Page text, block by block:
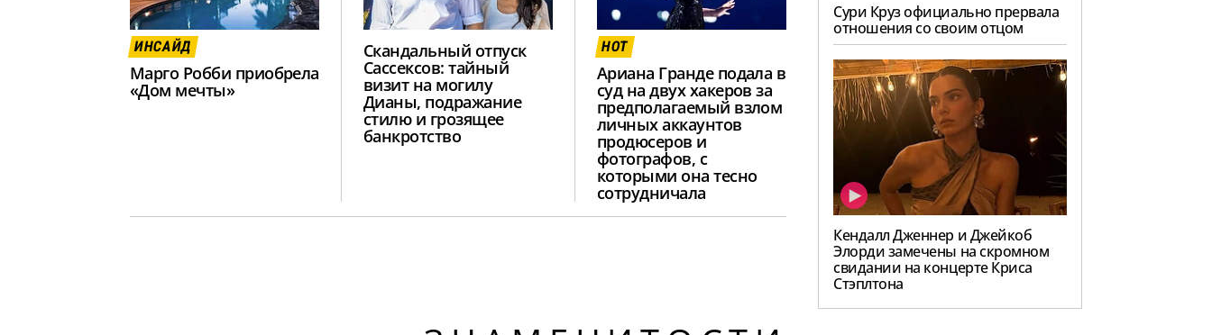
ИНСАЙД
Марго Робби приобрела
«Дом мечты»
Скандальный отпуск
Сассексов: тайный
визит на могилу
Дианы, подражание
стилю и грозящее
банкротство
HOT
Ариана Гранде подала в
суд на двух хакеров за
предполагаемый взлом
личных аккаунтов
продюсеров и
фотографов, с
которыми она тесно
сотрудничала
Сури Круз официально прервала
отношения со своим отцом
Кендалл Дженнер и Джейкоб
Элорди замечены на скромном
свидании на концерте Криса
Стэплтона